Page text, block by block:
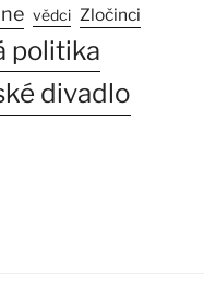
vědci Zločinci
politika
divadlo